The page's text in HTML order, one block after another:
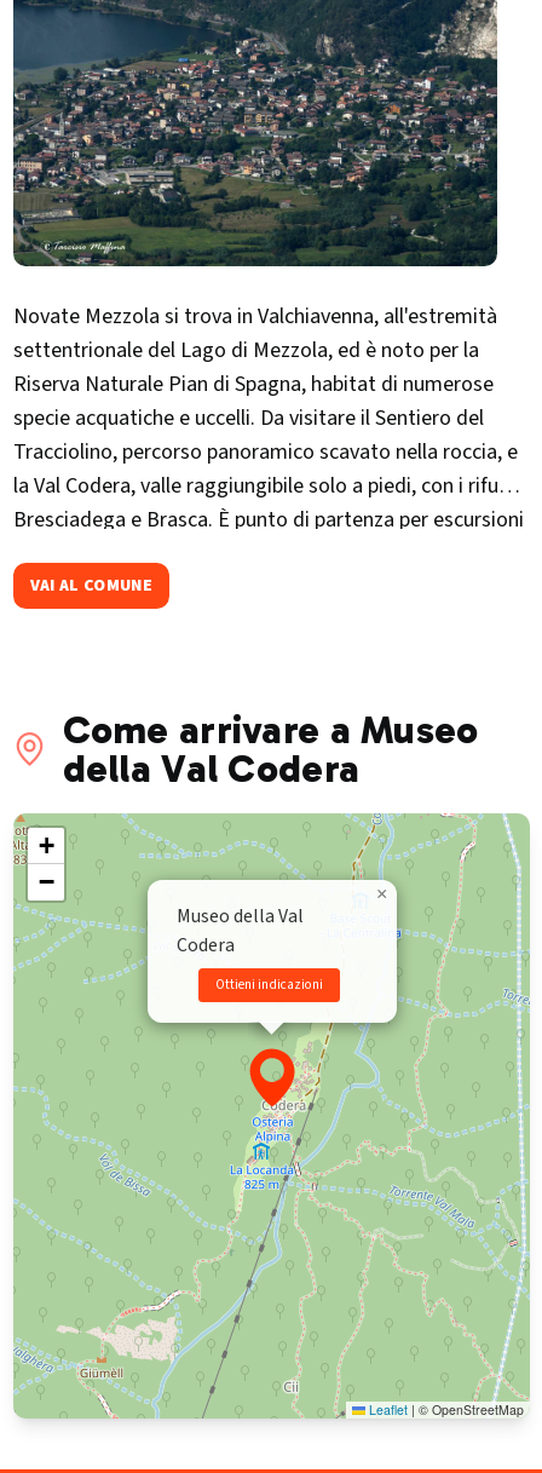
Novate Mezzola si trova in Valchiavenna, all'estremità
settentrionale del Lago di Mezzola, ed è noto per la
Riserva Naturale Pian di Spagna, habitat di numerose
specie acquatiche e uccelli. Da visitare il Sentiero del
Tracciolino, percorso panoramico scavato nella roccia, e
la Val Codera, valle raggiungibile solo a piedi, con i rifugi
Bresciadega e Brasca. È punto di partenza per escursioni
Ogni giugno ospita "Passteggiando", passeggiata
VAI AL COMUNE
Come arrivare a Museo
della Val Codera
Museo della Val
Codera
Ottieni indicazioni
×
+
−
Leaflet | © OpenStreetMap